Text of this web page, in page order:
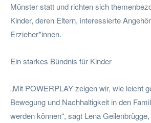
Münster statt und richten sich
Kinder, deren Eltern, interessierte
Erzieher*innen.
Ein starkes Bündnis für Kinder
„Mit POWERPLAY zeigen wir, wie leicht
Bewegung und Nachhaltigkeit in den
werden können“, sagt Lena